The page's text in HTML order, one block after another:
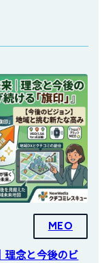
MEO
念と今後のビ